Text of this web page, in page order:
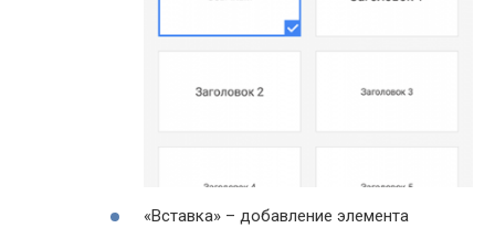
«Вставка» – добавление элемента